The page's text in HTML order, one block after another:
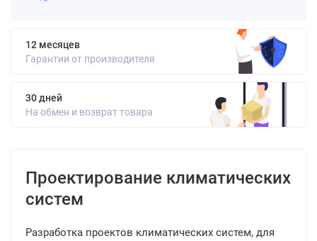
12 месяцев
Гарантии от производителя
30 дней
На обмен и возврат товара
Проектирование климатических
систем
Разработка проектов климатических систем, для